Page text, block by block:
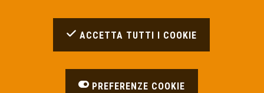
ACCETTA TUTTI I COOKIE
PREFERENZE COOKIE